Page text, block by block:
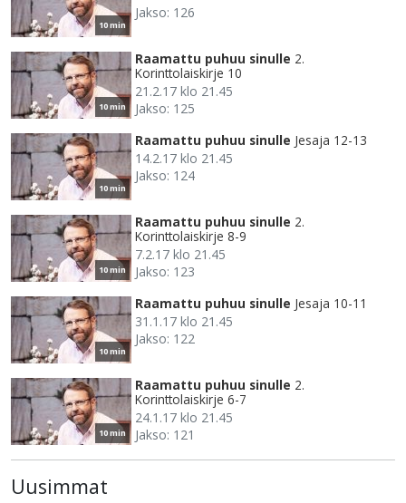
10 min
Jakso: 126
10 min
Raamattu puhuu sinulle 2.
Korinttolaiskirje 10
21.2.17 klo 21.45
Jakso: 125
10 min
Raamattu puhuu sinulle Jesaja 12-13
14.2.17 klo 21.45
Jakso: 124
10 min
Raamattu puhuu sinulle 2.
Korinttolaiskirje 8-9
7.2.17 klo 21.45
Jakso: 123
10 min
Raamattu puhuu sinulle Jesaja 10-11
31.1.17 klo 21.45
Jakso: 122
10 min
Raamattu puhuu sinulle 2.
Korinttolaiskirje 6-7
24.1.17 klo 21.45
Jakso: 121
Uusimmat